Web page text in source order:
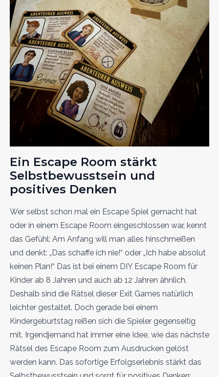
Ein Escape Room stärkt
Selbstbewusstsein und
positives Denken
Wer selbst schon mal ein Escape Spiel gemacht hat
oder in einem Escape Room eingeschlossen war, kennt
das Gefühl: Am Anfang will man alles hinschmeißen
und denkt: „Das schaffe ich nie!“ oder „Ich habe absolut
keinen Plan!“ Das ist bei einem DIY Escape Room für
Kinder ab 8 Jahren und auch ab 12 Jahren ähnlich.
Deshalb sind die Rätsel dieser Exit Games natürlich
leichter gestaltet. Doch gerade bei einem
Kindergeburtstag reißen sich die Spieler gegenseitig
mit. Irgendjemand hat immer eine Idee, wie das nächste
Rätsel des Escape Room zum Ausdrucken gelöst
werden kann. Das sofortige Erfolgserlebnis stärkt das